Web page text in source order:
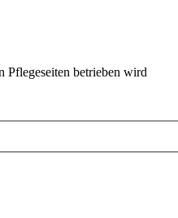
Pflegeseiten betrieben wird